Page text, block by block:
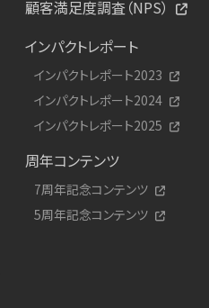
顧客満足度調査（NPS）
インパクトレポート
インパクトレポート2023
インパクトレポート2024
インパクトレポート2025
周年コンテンツ
7周年記念コンテンツ
5周年記念コンテンツ